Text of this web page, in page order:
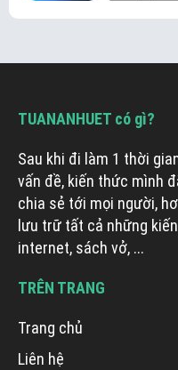
TUANANHUET có gì?
Sau khi đi làm 1 thời
vấn đề, kiến thức mình
chia sẻ tới mọi người,
lưu trữ tất cả những
internet, sách vở, ...
TRÊN TRANG
Trang chủ
Liên hệ